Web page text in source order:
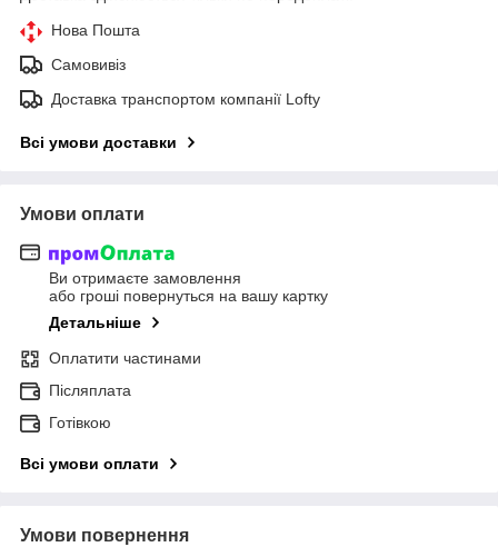
Нова Пошта
Самовивіз
Доставка транспортом компанії Lofty
Всі умови доставки
Умови оплати
Ви отримаєте замовлення
або гроші повернуться на вашу картку
Детальніше
Оплатити частинами
Післяплата
Готівкою
Всі умови оплати
Умови повернення